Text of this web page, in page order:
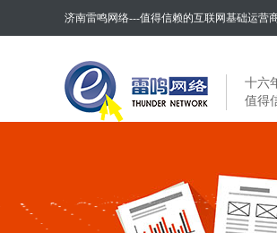
济南雷鸣网络---值得信赖的互联网基础运营
十六
值得